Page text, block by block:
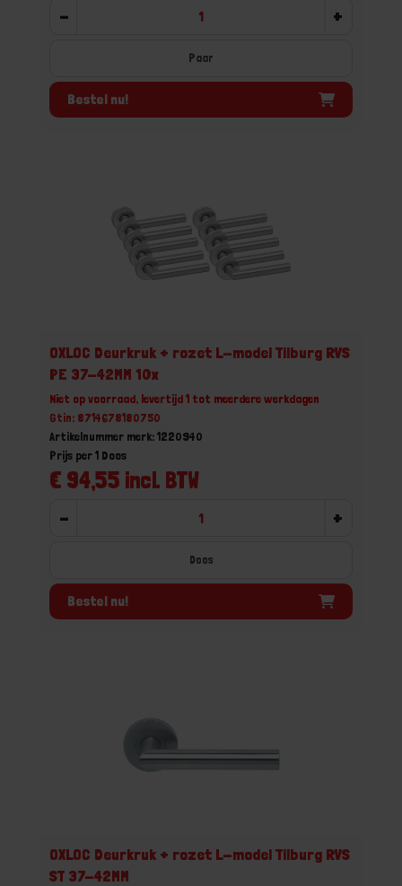
- +
Paar
Bestel nu!
OXLOC Deurkruk + rozet L-model Tilburg RVS
PE 37-42MM 10x
Niet op voorraad, levertijd 1 tot meerdere werkdagen
Gtin: 8714678180750
Artikelnummer merk: 1220940
€ 94,55 incl. BTW
Prijs per 1 Doos
- +
Doos
Bestel nu!
OXLOC Deurkruk + rozet L-model Tilburg RVS
ST 37-42MM